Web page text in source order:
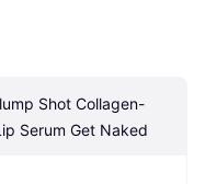
Shot Collagen-
Serum Get Naked